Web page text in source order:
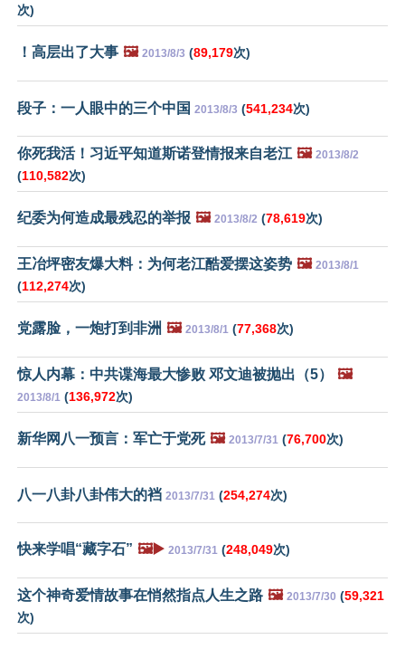
次)
！高层出了大事 🖼️ 2013/8/3 (89,179次)
段子：一人眼中的三个中国 2013/8/3 (541,234次)
你死我活！习近平知道斯诺登情报来自老江 🖼️ 2013/8/2
(110,582次)
纪委为何造成最残忍的举报 🖼️ 2013/8/2 (78,619次)
王冶坪密友爆大料：为何老江酷爱摆这姿势 🖼️ 2013/8/1
(112,274次)
党露脸，一炮打到非洲 🖼️ 2013/8/1 (77,368次)
惊人内幕：中共谍海最大惨败 邓文迪被抛出（5） 🖼️
2013/8/1 (136,972次)
新华网八一预言：军亡于党死 🖼️ 2013/7/31 (76,700次)
八一八卦八卦伟大的裆 2013/7/31 (254,274次)
快来学唱“藏字石” 🖼️▶️ 2013/7/31 (248,049次)
这个神奇爱情故事在悄然指点人生之路 🖼️ 2013/7/30 (59,321
次)